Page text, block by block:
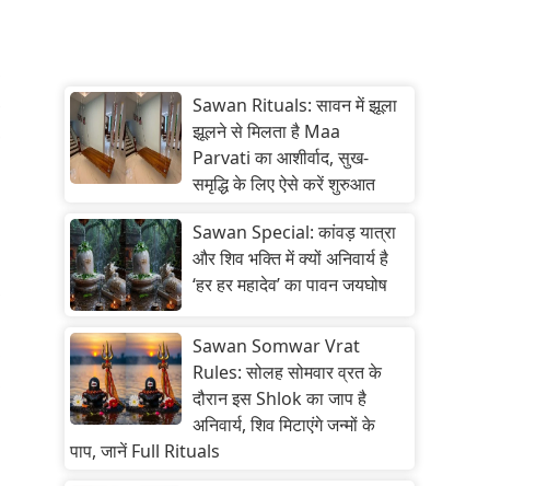
Sawan Rituals: सावन में झूला
झूलने से मिलता है Maa
Parvati का आशीर्वाद, सुख-
समृद्धि के लिए ऐसे करें शुरुआत
Sawan Special: कांवड़ यात्रा
और शिव भक्ति में क्यों अनिवार्य है
‘हर हर महादेव’ का पावन जयघोष
Sawan Somwar Vrat
Rules: सोलह सोमवार व्रत के
दौरान इस Shlok का जाप है
अनिवार्य, शिव मिटाएंगे जन्मों के
पाप, जानें Full Rituals